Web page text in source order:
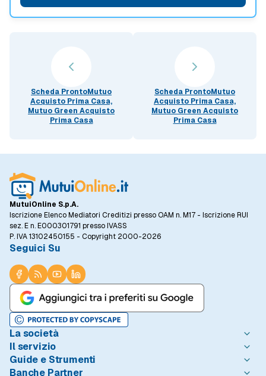
Scheda ProntoMutuo
Acquisto Prima Casa,
Mutuo Green Acquisto
Prima Casa
Scheda ProntoMutuo
Acquisto Prima Casa,
Mutuo Green Acquisto
Prima Casa
MutuiOnline S.p.A.
Iscrizione Elenco Mediatori Creditizi presso OAM n. M17 - Iscrizione RUI
sez. E n. E000301791 presso IVASS
P. IVA 13102450155 - Copyright 2000-2026
Seguici Su
La società
Chi è MutuiOnline.it
Contatta MutuiOnline.it
Opinioni degli Utenti
Il servizio
Come Funziona
Condizioni di Utilizzo
Guide e Strumenti
Guide Mutui
Banche Partner